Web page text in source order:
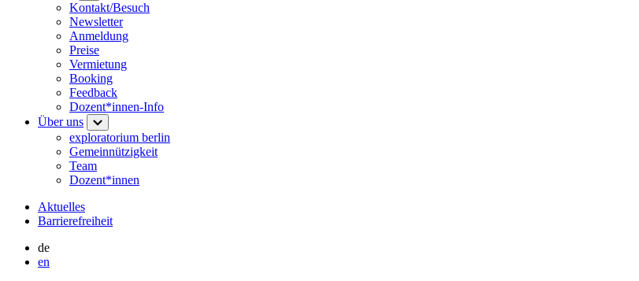
Kontakt/Besuch
Newsletter
Anmeldung
Preise
Vermietung
Booking
Feedback
Dozent*innen-Info
Über uns
exploratorium berlin
Gemeinnützigkeit
Team
Dozent*innen
Aktuelles
Barrierefreiheit
de
en